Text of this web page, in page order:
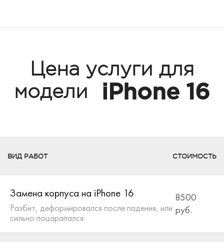
Цена услуги для
модели
iPhone 16
ВИД РАБОТ СТОИМОСТЬ
Замена корпуса на iPhone 16
Разбит, деформировался после падения, или
сильно поцарапался.
8500
руб.